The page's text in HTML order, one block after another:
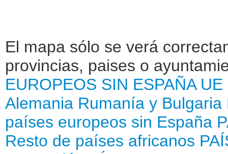
El mapa sólo se verá
provincias, paises o
EUROPEOS SIN ESPAÑA UE
Alemania Rumanía y Bulgaria
países europeos sin España
Resto de países africanos